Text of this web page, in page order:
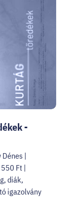
-
|
Ft |
diák,
igazolvány